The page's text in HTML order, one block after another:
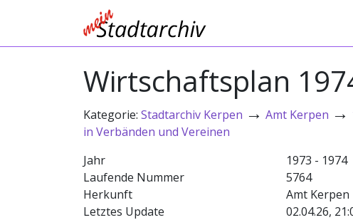
Wirtschaftsplan
Kategorie: Stadtarchiv Kerpen → Amt Kerpen →
in Verbänden und Vereinen
Jahr
1973 - 1974
Laufende Nummer
5764
Herkunft
Amt Kerpen
Letztes Update
02.04.26,